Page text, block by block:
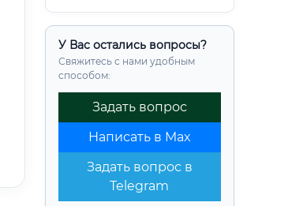
У Вас остались вопросы?
Свяжитесь с нами удобным
способом:
Задать вопрос
Написать в Max
Задать вопрос в
Telegram